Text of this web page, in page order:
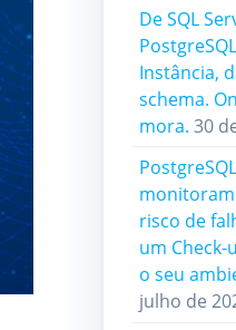
De SQL
Instância,
schema.
mora. 30
risco de
um
o seu
julho de